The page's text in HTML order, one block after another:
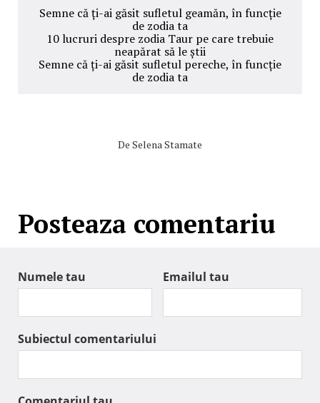
Semne că ți-ai găsit sufletul geamăn, în funcție
de zodia ta
10 lucruri despre zodia Taur pe care trebuie
neapărat să le știi
Semne că ți-ai găsit sufletul pereche, în funcție
de zodia ta
De Selena Stamate
Posteaza comentariu
Numele tau Emailul tau
Subiectul comentariului